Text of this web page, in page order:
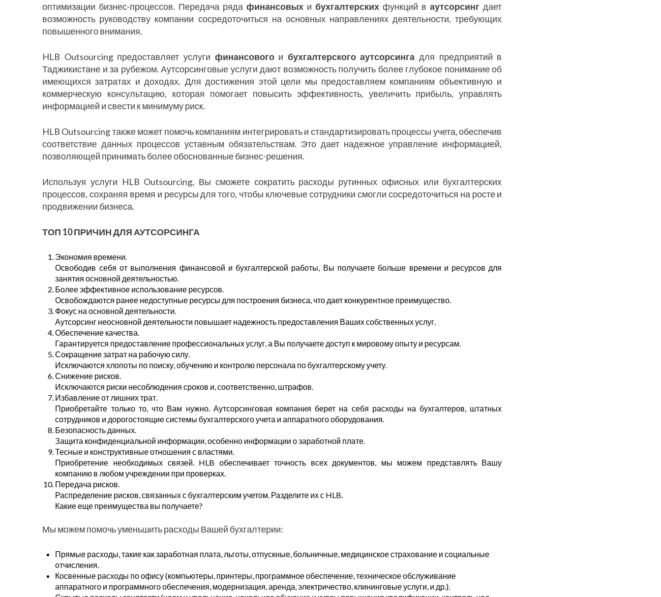
оптимизации бизнес-процессов. Передача ряда финансовых и бухгалтерских функций в аутсорсинг дает
возможность руководству компании сосредоточиться на основных направлениях деятельности, требующих
повышенного внимания.
HLB Outsourcing предоставляет услуги финансового и бухгалтерского аутсорсинга для предприятий в
Таджикистане и за рубежом. Аутсорсинговые услуги дают возможность получить более глубокое понимание об
имеющихся затратах и доходах. Для достижения этой цели мы предоставляем компаниям объективную и
коммерческую консультацию, которая помогает повысить эффективность, увеличить прибыль, управлять
информацией и свести к минимуму риск.
HLB Outsourcing также может помочь компаниям интегрировать и стандартизировать процессы учета, обеспечив
соответствие данных процессов уставным обязательствам. Это дает надежное управление информацией,
позволяющей принимать более обоснованные бизнес-решения.
Используя услуги HLB Outsourcing, Вы сможете сократить расходы рутинных офисных или бухгалтерских
процессов, сохраняя время и ресурсы для того, чтобы ключевые сотрудники смогли сосредоточиться на росте и
продвижении бизнеса.
ТОП 10 ПРИЧИН ДЛЯ АУТСОРСИНГА
Экономия времени.
Освободив себя от выполнения финансовой и бухгалтерской работы, Вы получаете больше времени и ресурсов для
занятия основной деятельностью.
Более эффективное использование ресурсов.
Освобождаются ранее недоступные ресурсы для построения бизнеса, что дает конкурентное преимущество.
Фокус на основной деятельности.
Аутсорсинг неосновной деятельности повышает надежность предоставления Ваших собственных услуг.
Обеспечение качества.
Гарантируется предоставление профессиональных услуг, а Вы получаете доступ к мировому опыту и ресурсам.
Сокращение затрат на рабочую силу.
Исключаются хлопоты по поиску, обучению и контролю персонала по бухгалтерскому учету.
Снижение рисков.
Исключаются риски несоблюдения сроков и, соответственно, штрафов.
Избавление от лишних трат.
Приобретайте только то, что Вам нужно. Аутсорсинговая компания берет на себя расходы на бухгалтеров, штатных
сотрудников и дорогостоящие системы бухгалтерского учета и аппаратного оборудования.
Безопасность данных.
Защита конфиденциальной информации, особенно информации о заработной плате.
Тесные и конструктивные отношения с властями.
Приобретение необходимых связей. HLB обеспечивает точность всех документов, мы можем представлять Вашу
компанию в любом учреждении при проверках.
Передача рисков.
Распределение рисков, связанных с бухгалтерским учетом. Разделите их с HLB.
Какие еще преимущества вы получаете?
Мы можем помочь уменьшить расходы Вашей бухгалтерии:
Прямые расходы, такие как заработная плата, льготы, отпускные, больничные, медицинское страхование и социальные
отчисления.
Косвенные расходы по офису (компьютеры, принтеры, программное обеспечение, техническое обслуживание
аппаратного и программного обеспечения, модернизация, аренда, электричество, клининговые услуги, и др.).